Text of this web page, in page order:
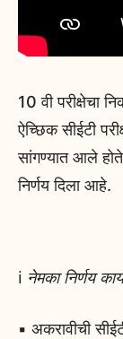
10 वी परीक्षेचा
ऐच्छिक सीईटी
सांगण्यात आले
निर्णय दिला आहे.
ℹ️ नेमका निर्णय
▪️ अकरावीची